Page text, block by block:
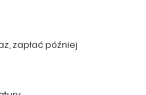
zapłać później